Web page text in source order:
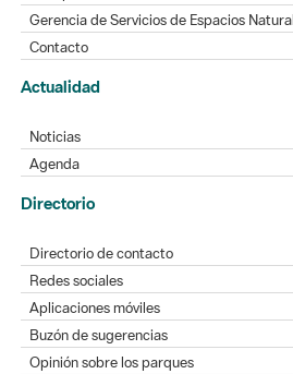
Actualidad
Noticias
Agenda
Directorio de contacto
Redes sociales
Buzón de sugerencias
Opinión sobre los parques